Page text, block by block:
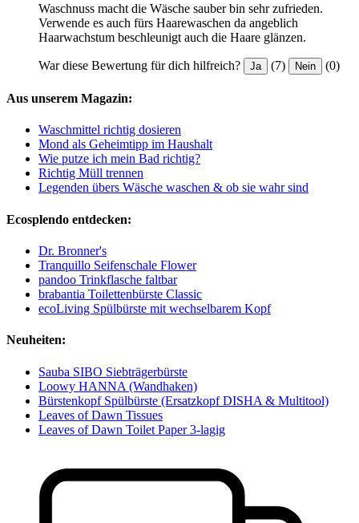
Waschnuss macht die Wäsche sauber bin sehr zufrieden.
Verwende es auch fürs Haarewaschen da angeblich
Haarwachstum beschleunigt auch die Haare glänzen.
War diese Bewertung für dich hilfreich? Ja (7) Nein (0)
Aus unserem Magazin:
Waschmittel richtig dosieren
Mond als Geheimtipp im Haushalt
Wie putze ich mein Bad richtig?
Richtig Müll trennen
Legenden übers Wäsche waschen & ob sie wahr sind
Ecosplendo entdecken:
Dr. Bronner's
Tranquillo Seifenschale Flower
pandoo Trinkflasche faltbar
brabantia Toilettenbürste Classic
ecoLiving Spülbürste mit wechselbarem Kopf
Neuheiten:
Sauba SIBO Siebträgerbürste
Loowy HANNA (Wandhaken)
Bürstenkopf Spülbürste (Ersatzkopf DISHA & Multitool)
Leaves of Dawn Tissues
Leaves of Dawn Toilet Paper 3-lagig